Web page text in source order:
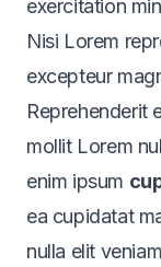
exercitation
Nisi Lorem
excepteur
Reprehenderit
mollit Lorem
enim ipsum
ea cupidatat
nulla elit